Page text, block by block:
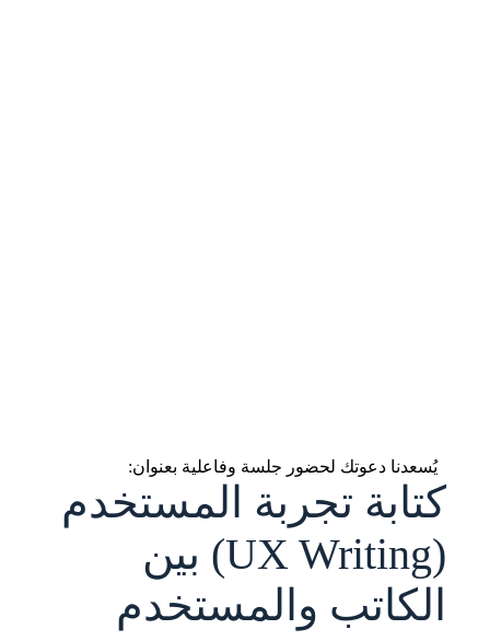
يُسعدنا دعوتك لحضور جلسة وفاعلية بعنوان:
كتابة تجربة المستخدم
(UX Writing) بين
الكاتب والمستخدم